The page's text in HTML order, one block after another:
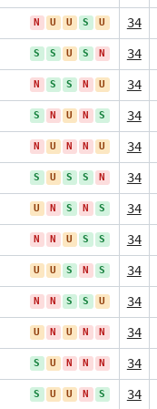
N U U S U 34
S S U S N 34
N S S N U 34
S N U N S 34
N U N N U 34
S U S S N 34
U N S N S 34
N N U S S 34
U U S N S 34
N N S S U 34
U N U N N 34
S U N N N 34
S U U N S 34